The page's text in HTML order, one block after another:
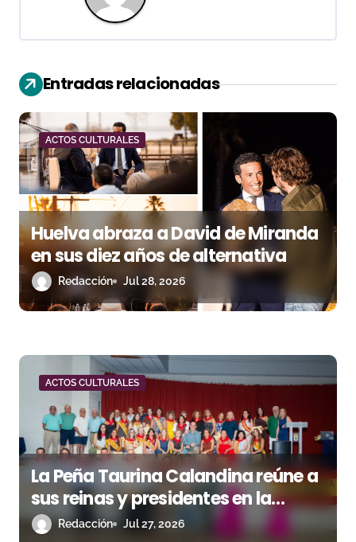
ó
n
d
e
e
n
t
r
a
d
Entradas relacionadas
ACTOS CULTURALES
Huelva abraza a David de Miranda
en sus diez años de alternativa
Redacción Jul 28, 2026
ACTOS CULTURALES
La Peña Taurina Calandina reúne a
sus reinas y presidentes en la
celebración de su 50.º aniversario
Redacción Jul 27, 2026